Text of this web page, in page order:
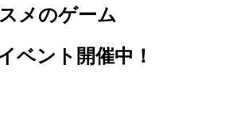
メのゲーム
ベント開催中！